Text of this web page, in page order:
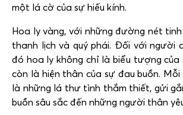
một lá cờ của sự hiếu kính.
Hoa ly vàng, với những đường nét
thanh lịch và quý phái. Đối với người
đó hoa ly không chỉ là biểu tượng
còn là hiện thân của sự đau buồn.
là những lá thư tình thắm thiết, gửi
buồn sâu sắc đến những người thân